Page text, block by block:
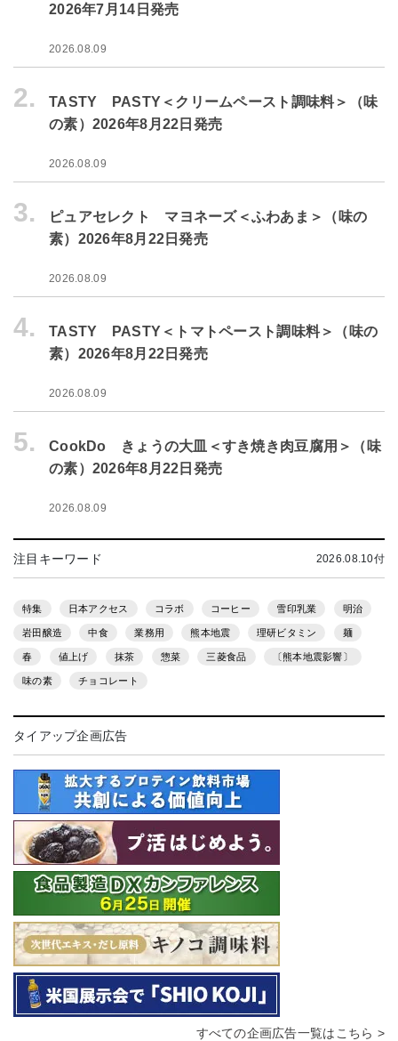
2026年7月14日発売
2026.08.09
2.
TASTY PASTY＜クリームペースト調味料＞（味
の素）2026年8月22日発売
2026.08.09
3.
ピュアセレクト マヨネーズ＜ふわあま＞（味の
素）2026年8月22日発売
2026.08.09
4.
TASTY PASTY＜トマトペースト調味料＞（味の
素）2026年8月22日発売
2026.08.09
5.
CookDo きょうの大皿＜すき焼き肉豆腐用＞（味
の素）2026年8月22日発売
2026.08.09
注目キーワード 2026.08.10付
特集 日本アクセス コラボ コーヒー 雪印乳業 明治
岩田醸造 中食 業務用 熊本地震 理研ビタミン 麺
春 値上げ 抹茶 惣菜 三菱食品 〔熊本地震影響〕
味の素 チョコレート
タイアップ企画広告
すべての企画広告一覧はこちら >